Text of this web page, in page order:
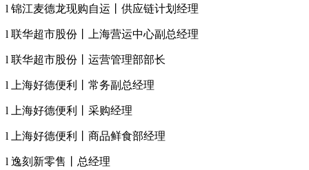
l 锦江麦德龙现购自运丨供应链计划经理
l 联华超市股份丨上海营运中心副总经理
l 联华超市股份丨运营管理部部长
l 上海好德便利丨常务副总经理
l 上海好德便利丨采购经理
l 上海好德便利丨商品鲜食部经理
l 逸刻新零售丨总经理